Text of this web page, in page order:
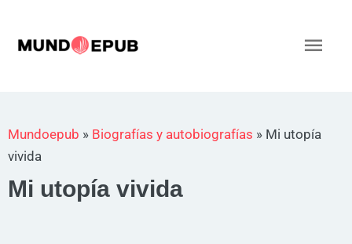
contenido
Mundoepub » Biografías y autobiografías » Mi utopía
vivida
Mi utopía vivida